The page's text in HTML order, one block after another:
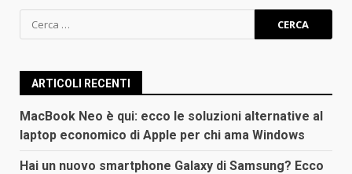
Ricerca
per:
ARTICOLI RECENTI
MacBook Neo è qui: ecco le soluzioni alternative al
laptop economico di Apple per chi ama Windows
Hai un nuovo smartphone Galaxy di Samsung? Ecco